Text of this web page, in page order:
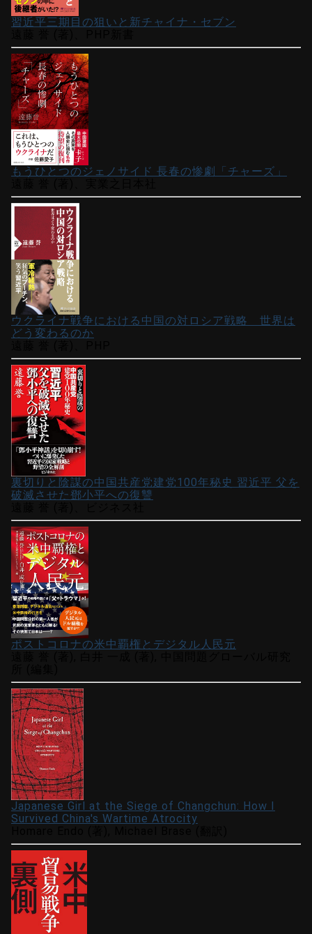
習近平三期目の狙いと新チャイナ・セブン
もうひとつのジェノサイド 長春の惨劇「チャーズ」
ウクライナ戦争における中国の対ロシア戦略 世界は
どう変わるのか
裏切りと陰謀の中国共産党建党100年秘史 習近平 父を
破滅させた鄧小平への復讐
ポストコロナの米中覇権とデジタル人民元
Japanese Girl at the Siege of Changchun: How I
Survived China's Wartime Atrocity